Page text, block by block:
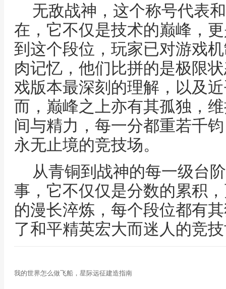
无敌战神，这个称号代表
在，它不仅是技术的巅峰，
到这个段位，玩家已对游戏
肉记忆，他们比拼的是极限
戏版本最深刻的理解，以及
而，巅峰之上亦有其孤独，
间与精力，每一分都重若千
永无止境的竞技场。
从青铜到战神的每一级台
事，它不仅仅是分数的累积
的漫长淬炼，每个段位都有
了和平精英宏大而迷人的竞
我的世界怎么做飞船，星际远征建造指南